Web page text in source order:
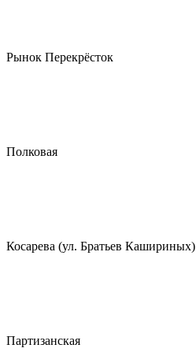
Рынок Перекрёсток
Полковая
Косарева (ул. Братьев Кашириных)
Партизанская